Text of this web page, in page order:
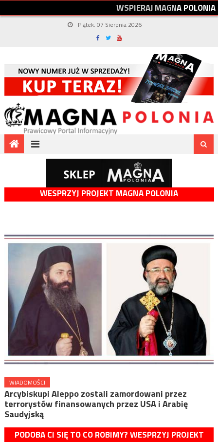
WSPIERAJMAGNAPOLONIA
Piątek, 07 Sierpnia 2026
WESPRZYJ PROJEKT MAGNA POLONIA
WIADOMOŚCI
Arcybiskupi Aleppo zostali zamordowani przez
terrorystów finansowanych przez USA i Arabię
Saudyjską
PODOBA CI SIĘ TO CO ROBIMY? WESPRZYJ PROJEKT